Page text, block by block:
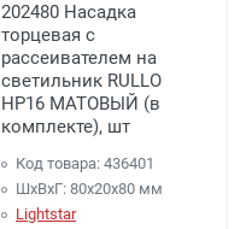
202480 Насадка
торцевая с
рассеивателем на
светильник RULLO
HP16 МАТОВЫЙ (в
комплекте), шт
Код товара: 436401
ШхВхГ: 80x20x80 мм
Lightstar